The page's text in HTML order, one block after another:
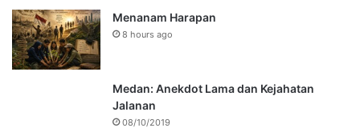
Menanam Harapan
8 hours ago
Medan: Anekdot Lama dan Kejahatan
Jalanan
08/10/2019